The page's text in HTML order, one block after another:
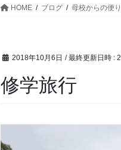
HOME ブログ 母校からの便り
2018年10月6日 / 最終更新日時 :
修学旅行